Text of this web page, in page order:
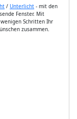
/ Unterlicht - mit den
Fenster. Mit
Schritten Ihr
zusammen.